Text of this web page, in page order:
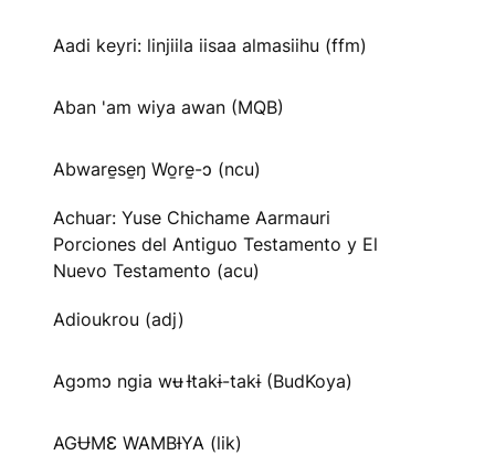
Aadi keyri: linjiila iisaa almasiihu (ffm)
Aban 'am wiya awan (MQB)
Abware̱se̱ŋ Wo̱re̱-ɔ (ncu)
Achuar: Yuse Chichame Aarmauri
Porciones del Antiguo Testamento y El
Nuevo Testamento (acu)
Adioukrou (adj)
Agɔmɔ ngia wʉ Ɨtakɨ-takɨ (BudKoya)
AGɄMƐ WAMBƗYA (lik)